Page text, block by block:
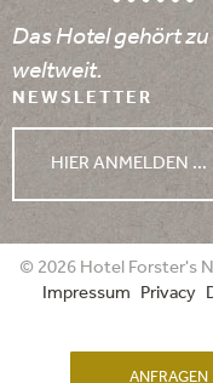
Das Hotel gehört
weltweit.
NEWSLETTER
HIER ANMELDEN ...
WETTER
07.08.2026
© 2026 Hotel Forster's
Impressum
Privacy
ANFRAGEN